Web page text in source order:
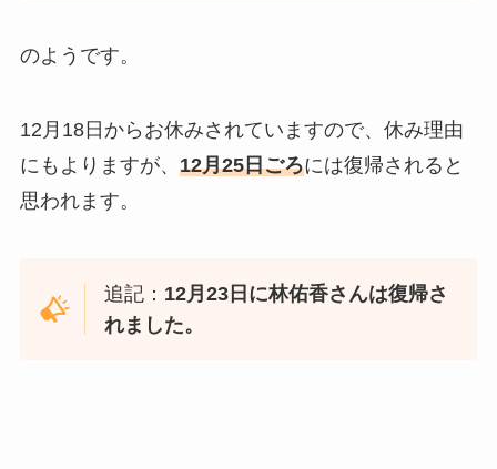
のようです。
12月18日からお休みされていますので、休み理由
にもよりますが、 12月25日ごろには復帰されると
思われます。
追記： 12月23日に林佑香さんは復帰さ
れました。